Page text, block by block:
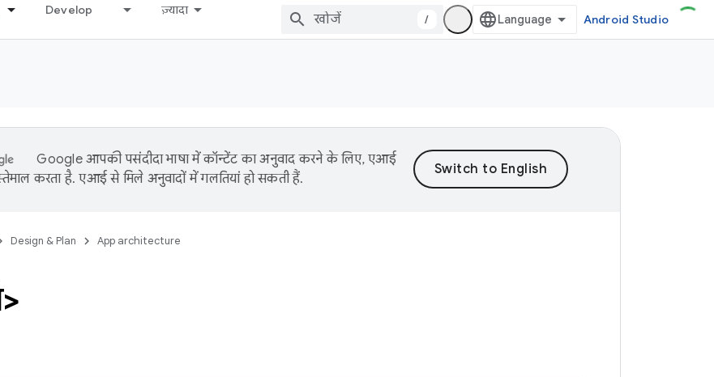
Develop ज़्यादा
/ Android Studio
Google आपकी पसंदीदा भाषा में कॉन्टेंट का अनुवाद करने के लिए, एआई
करता है. एआई से मिले अनुवादों में गलतियां हो सकती हैं.
Design & Plan App architecture